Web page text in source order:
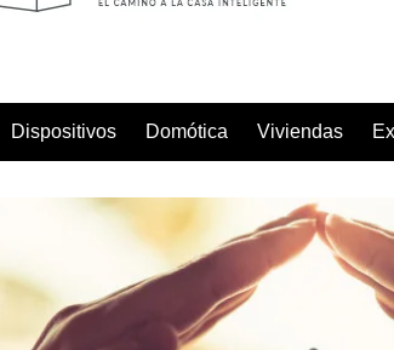
Dispositivos Domótica Viviendas